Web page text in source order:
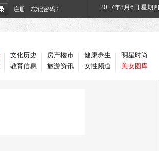
注册 忘记密码? 2017年8月6日 星期四
文化历史
教育信息
房产楼市
旅游资讯
健康养生
女性频道
明星时尚
美女图库